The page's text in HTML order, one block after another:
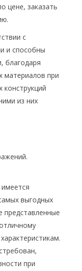
цене, заказать
с
и способны
благодаря
материалов при
конструкций
из них
выгодных
представленные
при